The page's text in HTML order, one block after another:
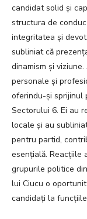
candidat solid și
structura de
integritatea și
subliniat că
dinamism și
personale și
oferindu-și sprijinul
Sectorului 6. Ei au
locale și au
pentru partid,
esențială. Reacțiile
grupurile politice
lui Ciucu o
candidați la